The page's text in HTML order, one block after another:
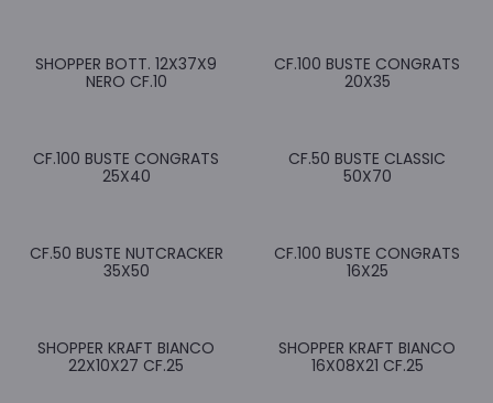
SHOPPER BOTT. 12X37X9
NERO CF.10
CF.100 BUSTE CONGRATS
20X35
CF.100 BUSTE CONGRATS
25X40
CF.50 BUSTE CLASSIC
50X70
CF.50 BUSTE NUTCRACKER
35X50
CF.100 BUSTE CONGRATS
16X25
SHOPPER KRAFT BIANCO
22X10X27 CF.25
SHOPPER KRAFT BIANCO
16X08X21 CF.25